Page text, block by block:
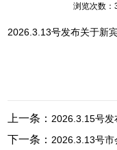
浏览次数：
2026.3.13号发布关于新
上一条： 2026.3.15号发
下一条： 2026.3.13号市会发布第一份《光